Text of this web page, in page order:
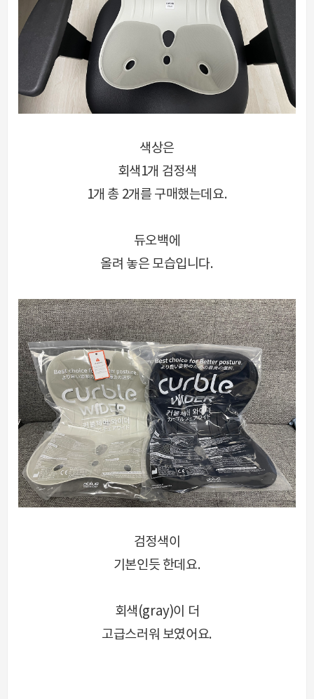
색상은
회색1개 검정색
1개 총 2개를구매했는데요.
듀오백에
올려 놓은 모습입니다.
검정색이
기본인듯 한데요.
회색(gray)이 더
고급스러워 보였어요.